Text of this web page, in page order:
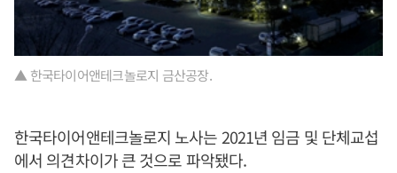
▲ 한국타이어앤테크놀로지 금산공장.
한국타이어앤테크놀로지 노사는 2021년 임금 및 단체교섭
에서 의견차이가 큰 것으로 파악됐다.